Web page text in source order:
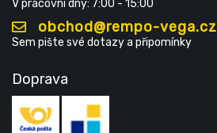
V pracovní dny: 7:00 - 15:00
obchod@rempo-vega.cz
Sem pište své dotazy a připomínky
Doprava